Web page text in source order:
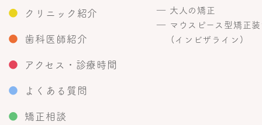
● クリニック紹介
● 歯科医師紹介
― 大人の矯正
― マウスピース型矯正
(インビザライン)
● アクセス・診療時間
● よくある質問
● 矯正相談